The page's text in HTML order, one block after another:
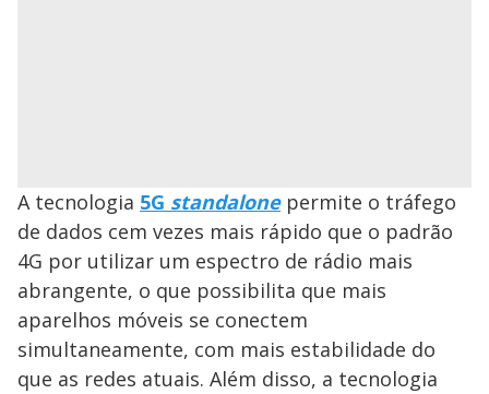
A tecnologia 5G standalonepermite o tráfego
de dados cem vezes mais rápido que o padrão
4G por utilizar um espectro de rádio mais
abrangente, o que possibilita que mais
aparelhos móveis se conectem
simultaneamente, com mais estabilidade do
que as redes atuais. Além disso, a tecnologia